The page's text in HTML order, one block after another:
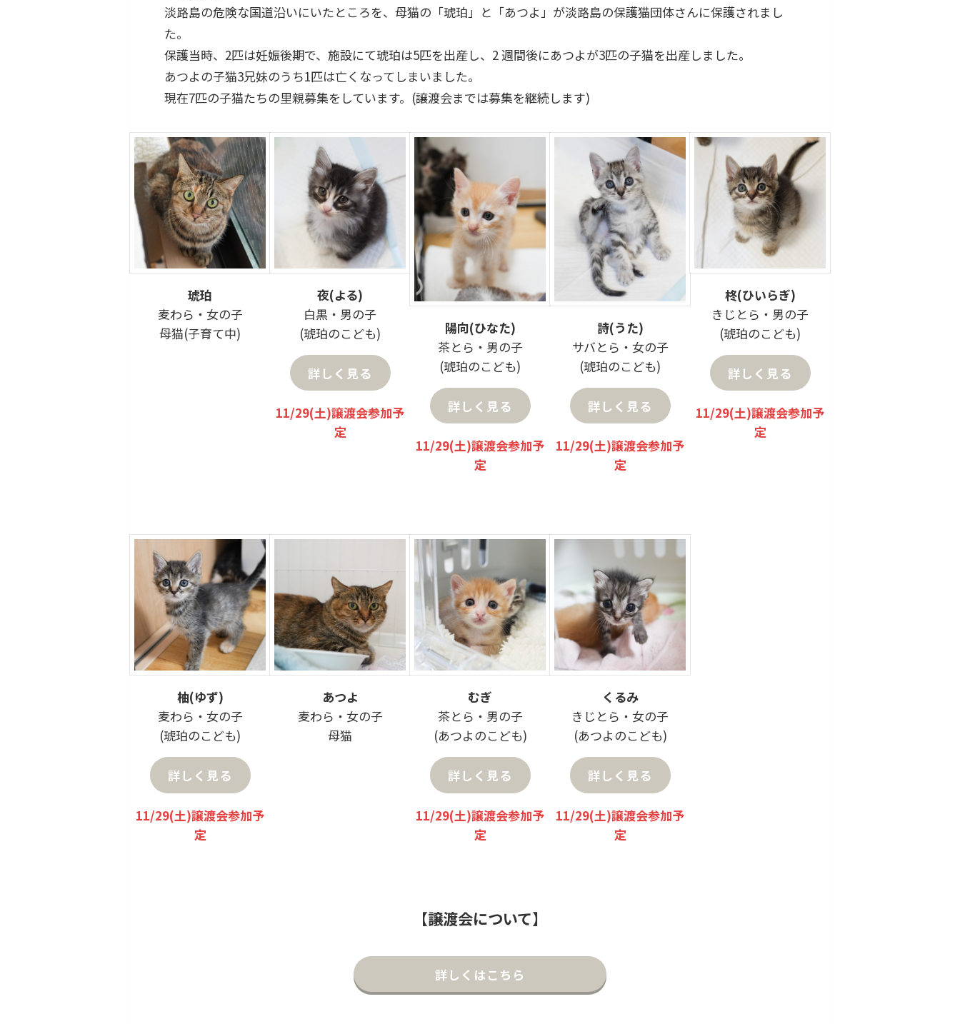
淡路島の危険な国道沿いにいたところを、母猫の「琥珀」と「あつよ」が淡路島の保護猫団体さんに保護されまし
た。
保護当時、2匹は妊娠後期で、施設にて琥珀は5匹を出産し、2 週間後にあつよが3匹の子猫を出産しました。
あつよの子猫3兄妹のうち1匹は亡くなってしまいました。
現在7匹の子猫たちの里親募集をしています。(譲渡会までは募集を継続します)
琥珀
麦わら・女の子
母猫(子育て中)
夜(よる)
白黒・男の子
(琥珀のこども)
詳しく見る
11/29(土)譲渡会参加予
定
陽向(ひなた)
茶とら・男の子
(琥珀のこども)
詳しく見る
11/29(土)譲渡会参加予
定
詩(うた)
サバとら・女の子
(琥珀のこども)
詳しく見る
11/29(土)譲渡会参加予
定
柊(ひいらぎ)
きじとら・男の子
(琥珀のこども)
詳しく見る
11/29(土)譲渡会参加予
定
柚(ゆず)
麦わら・女の子
(琥珀のこども)
詳しく見る
11/29(土)譲渡会参加予
定
あつよ
麦わら・女の子
母猫
むぎ
茶とら・男の子
(あつよのこども)
詳しく見る
11/29(土)譲渡会参加予
定
くるみ
きじとら・女の子
(あつよのこども)
詳しく見る
11/29(土)譲渡会参加予
定
【譲渡会について】
詳しくはこちら